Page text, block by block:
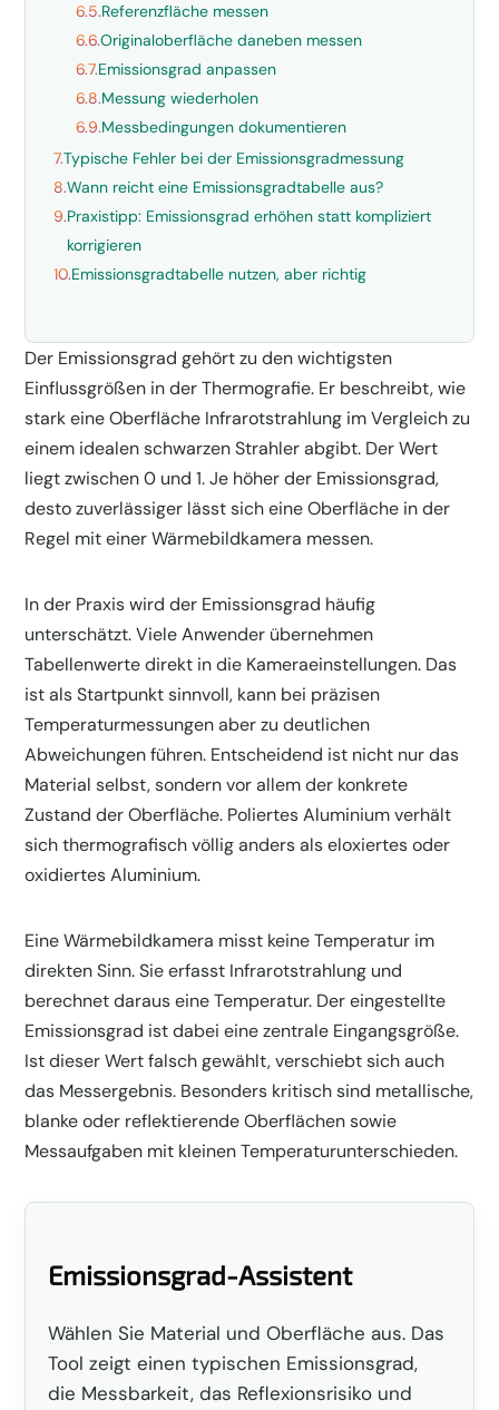
6.5.Referenzfläche messen
6.6.Originaloberfläche daneben messen
6.7.Emissionsgrad anpassen
6.8.Messung wiederholen
6.9.Messbedingungen dokumentieren
7.Typische Fehler bei der Emissionsgradmessung
8.Wann reicht eine Emissionsgradtabelle aus?
9.Praxistipp: Emissionsgrad erhöhen statt kompliziert
korrigieren
10.Emissionsgradtabelle nutzen, aber richtig
Der Emissionsgrad gehört zu den wichtigsten
Einflussgrößen in der Thermografie. Er beschreibt, wie
stark eine Oberfläche Infrarotstrahlung im Vergleich zu
einem idealen schwarzen Strahler abgibt. Der Wert
liegt zwischen 0 und 1. Je höher der Emissionsgrad,
desto zuverlässiger lässt sich eine Oberfläche in der
Regel mit einer Wärmebildkamera messen.
In der Praxis wird der Emissionsgrad häufig
unterschätzt. Viele Anwender übernehmen
Tabellenwerte direkt in die Kameraeinstellungen. Das
ist als Startpunkt sinnvoll, kann bei präzisen
Temperaturmessungen aber zu deutlichen
Abweichungen führen. Entscheidend ist nicht nur das
Material selbst, sondern vor allem der konkrete
Zustand der Oberfläche. Poliertes Aluminium verhält
sich thermografisch völlig anders als eloxiertes oder
oxidiertes Aluminium.
Eine Wärmebildkamera misst keine Temperatur im
direkten Sinn. Sie erfasst Infrarotstrahlung und
berechnet daraus eine Temperatur. Der eingestellte
Emissionsgrad ist dabei eine zentrale Eingangsgröße.
Ist dieser Wert falsch gewählt, verschiebt sich auch
das Messergebnis. Besonders kritisch sind metallische,
blanke oder reflektierende Oberflächen sowie
Messaufgaben mit kleinen Temperaturunterschieden.
Emissionsgrad-Assistent
Wählen Sie Material und Oberfläche aus. Das
Tool zeigt einen typischen Emissionsgrad,
die Messbarkeit, das Reflexionsrisiko und